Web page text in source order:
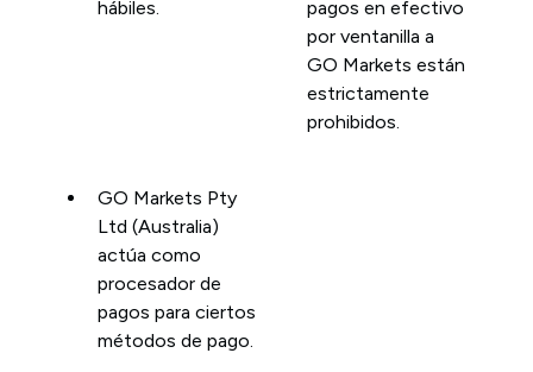
hábiles.
pagos en efectivo
por ventanilla a
GO Markets están
estrictamente
prohibidos.
GO Markets Pty
Ltd (Australia)
actúa como
procesador de
pagos para ciertos
métodos de pago.